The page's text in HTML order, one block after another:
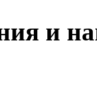
и